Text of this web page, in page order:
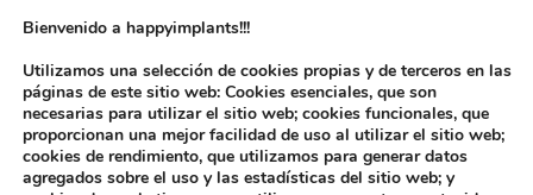
Bienvenido a happyimplants!!!
Utilizamos una selección de cookies propias y de terceros en las
páginas de este sitio web: Cookies esenciales, que son
necesarias para utilizar el sitio web; cookies funcionales, que
proporcionan una mejor facilidad de uso al utilizar el sitio web;
cookies de rendimiento, que utilizamos para generar datos
agregados sobre el uso y las estadísticas del sitio web; y